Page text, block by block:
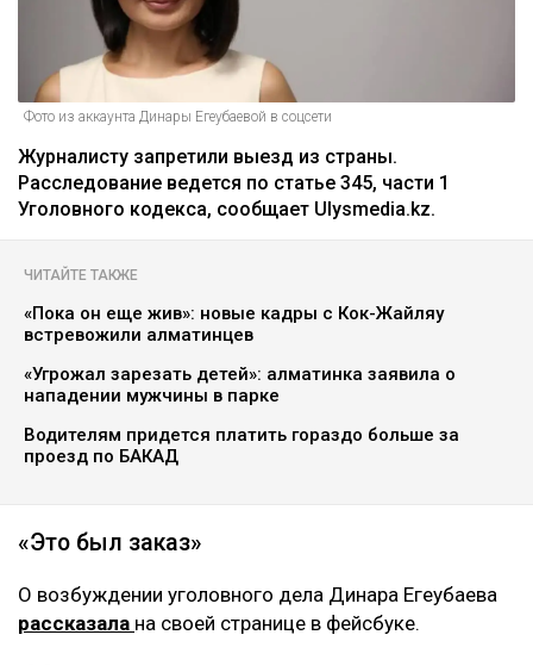
Фото из аккаунта Динары Егеубаевой в соцсети
Журналисту запретили выезд из страны.
Расследование ведется по статье 345, части 1
Уголовного кодекса, сообщает Ulysmedia.kz.
ЧИТАЙТЕ ТАКЖЕ
«Пока он еще жив»: новые кадры с Кок-Жайляу
встревожили алматинцев
«Угрожал зарезать детей»: алматинка заявила о
нападении мужчины в парке
Водителям придется платить гораздо больше за
проезд по БАКАД
«Это был заказ»
О возбуждении уголовного дела Динара Егеубаева
рассказала на своей странице в фейсбуке.